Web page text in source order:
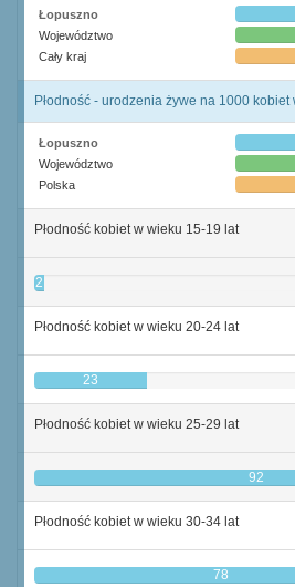
Łopuszno
Województwo
Cały kraj
Płodność - urodzenia żywe na 1000
Łopuszno
Województwo
Polska
Płodność kobiet w wieku 15-19 lat
2
Płodność kobiet w wieku 20-24 lat
23
Płodność kobiet w wieku 25-29 lat
92
Płodność kobiet w wieku 30-34 lat
78